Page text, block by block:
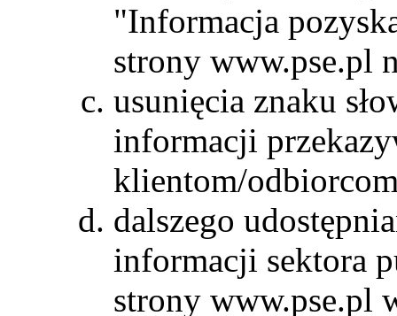
"Informacja
strony www.pse.pl
usunięcia znaku
informacji
klientom/
dalszego
informacji sektora
strony www.pse.pl